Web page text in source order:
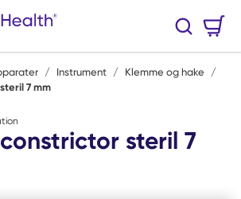
Søk
/ Instrument / Klemme og hake
/
7 mm
steril 7